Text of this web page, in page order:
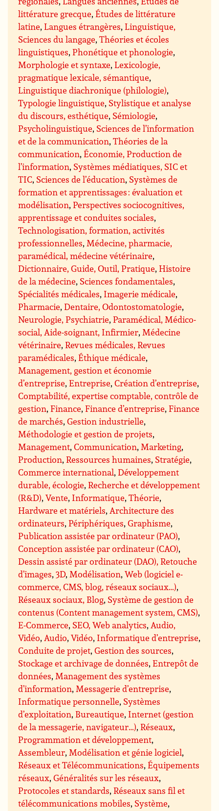
littérature grecque,Études de littérature
latine,Langues étrangères,Linguistique,
Sciences du langage,Théories et écoles
linguistiques,Phonétique et phonologie,
Morphologie et syntaxe,Lexicologie,
pragmatique lexicale, sémantique,
Linguistique diachronique (philologie),
Typologie linguistique, Stylistique et analyse
du discours, esthétique, Sémiologie,
Psycholinguistique, Sciences de l’information
et de la communication,Théories de la
communication,Économie, Production de
l’information, Systèmes médiatiques, SIC et
TIC, Sciences de l’éducation, Systèmes de
formation et apprentissages : évaluation et
modélisation,Perspectives sociocognitives,
apprentissage et conduites sociales,
Technologisation, formation, activités
professionnelles, Médecine, pharmacie,
paramédical, médecine vétérinaire,
Dictionnaire, Guide, Outil, Pratique,Histoire
de la médecine, Sciences fondamentales,
Spécialités médicales, Imagerie médicale,
Pharmacie,Dentaire, Odontostomatologie,
Neurologie, Psychiatrie,Paramédical, Médico-
social, Aide-soignant, Infirmier, Médecine
vétérinaire,Revues médicales, Revues
paramédicales,Éthique médicale,
Management, gestion et économie
d’entreprise,Entreprise,Création d’entreprise,
Comptabilité, expertise comptable, contrôle de
gestion,Finance,Finance d’entreprise,Finance
de marchés,Gestion industrielle,
Méthodologie et gestion de projets,
Management,Communication, Marketing,
Production,Ressources humaines, Stratégie,
Commerce international,Développement
durable, écologie,Recherche et développement
(R&D),Vente, Informatique,Théorie,
Hardware et matériels, Architecture des
ordinateurs,Périphériques,Graphisme,
Publication assistée par ordinateur (PAO),
Conception assistée par ordinateur (CAO),
Dessin assisté par ordinateur (DAO), Retouche
d’images,3D, Modélisation,Web (logiciel e-
commerce, CMS, blog, réseaux sociaux…),
Réseaux sociaux, Blog, Système de gestion de
contenus (Content management system, CMS),
E-Commerce, SEO, Web analytics, Audio,
Vidéo, Audio,Vidéo, Informatique d’entreprise,
Conduite de projet,Gestion des sources,
Stockage et archivage de données,Entrepôt de
données, Management des systèmes
d’information, Messagerie d’entreprise,
Informatique personnelle, Systèmes
d’exploitation, Bureautique, Internet (gestion
de la messagerie, navigateur…),Réseaux,
Programmation et développement,
Assembleur, Modélisation et génie logiciel,
Réseaux et Télécommunications,Équipements
réseaux,Généralités sur les réseaux,
Protocoles et standards,Réseaux sans fil et
télécommunications mobiles, Système,